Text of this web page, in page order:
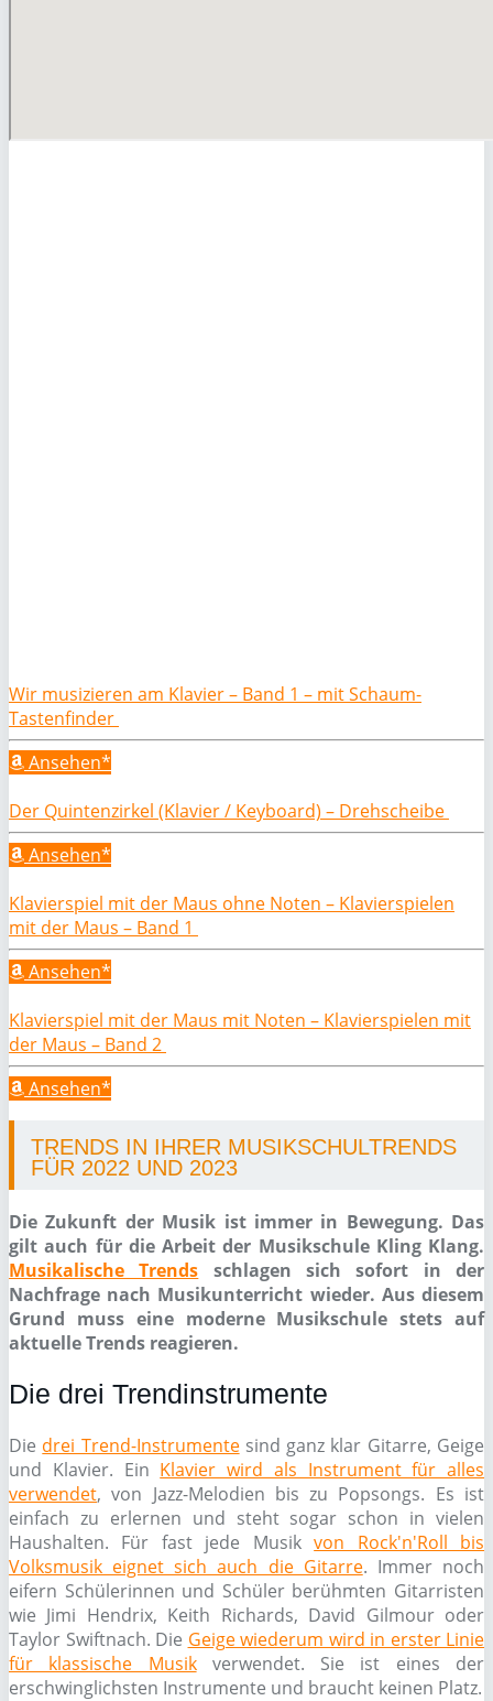
Wir musizieren am Klavier – Band 1 – mit Schaum-
Tastenfinder
Ansehen*
Der Quintenzirkel (Klavier / Keyboard) – Drehscheibe
Ansehen*
Klavierspiel mit der Maus ohne Noten – Klavierspielen
mit der Maus – Band 1
Ansehen*
Klavierspiel mit der Maus mit Noten – Klavierspielen mit
der Maus – Band 2
Ansehen*
TRENDS IN IHRER MUSIKSCHULTRENDS
FÜR 2022 UND 2023
Die Zukunft der Musik ist immer in Bewegung. Das
gilt auch für die Arbeit der Musikschule Kling Klang.
Musikalische Trends schlagen sich sofort in der
Nachfrage nach Musikunterricht wieder. Aus diesem
Grund muss eine moderne Musikschule stets auf
aktuelle Trends reagieren.
Die drei Trendinstrumente
Die drei Trend-Instrumentesind ganz klar Gitarre, Geige
und Klavier. Ein Klavier wird als Instrument für alles
verwendet, von Jazz-Melodien bis zu Popsongs. Es ist
einfach zu erlernen und steht sogar schon in vielen
Haushalten. Für fast jede Musikvon Rock'n'Roll bis
Volksmusik eignet sich auch die Gitarre. Immer noch
eifern Schülerinnen und Schüler berühmten Gitarristen
wie Jimi Hendrix, Keith Richards, David Gilmour oder
Taylor Swiftnach. Die Geige wiederum wird in erster Linie
für klassische Musikverwendet. Sie ist eines der
erschwinglichsten Instrumente und braucht keinen Platz.